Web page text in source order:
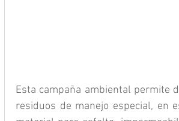
Esta campaña ambiental permite
residuos de manejo especial, en